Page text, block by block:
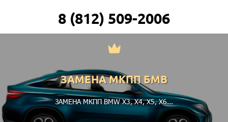
8 (812) 509-2006
ЗАМЕНА МКПП БМВ
ЗАМЕНА МКПП BMWX3,X4,X5,X6...